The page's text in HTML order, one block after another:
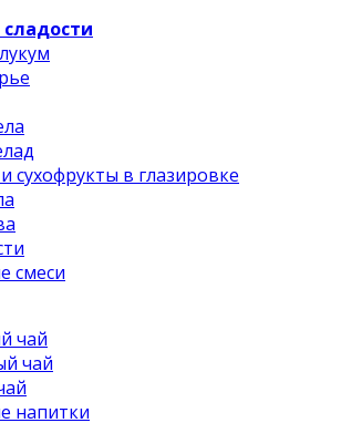
сухофрукты в глазировке
смеси
чай
чай
напитки